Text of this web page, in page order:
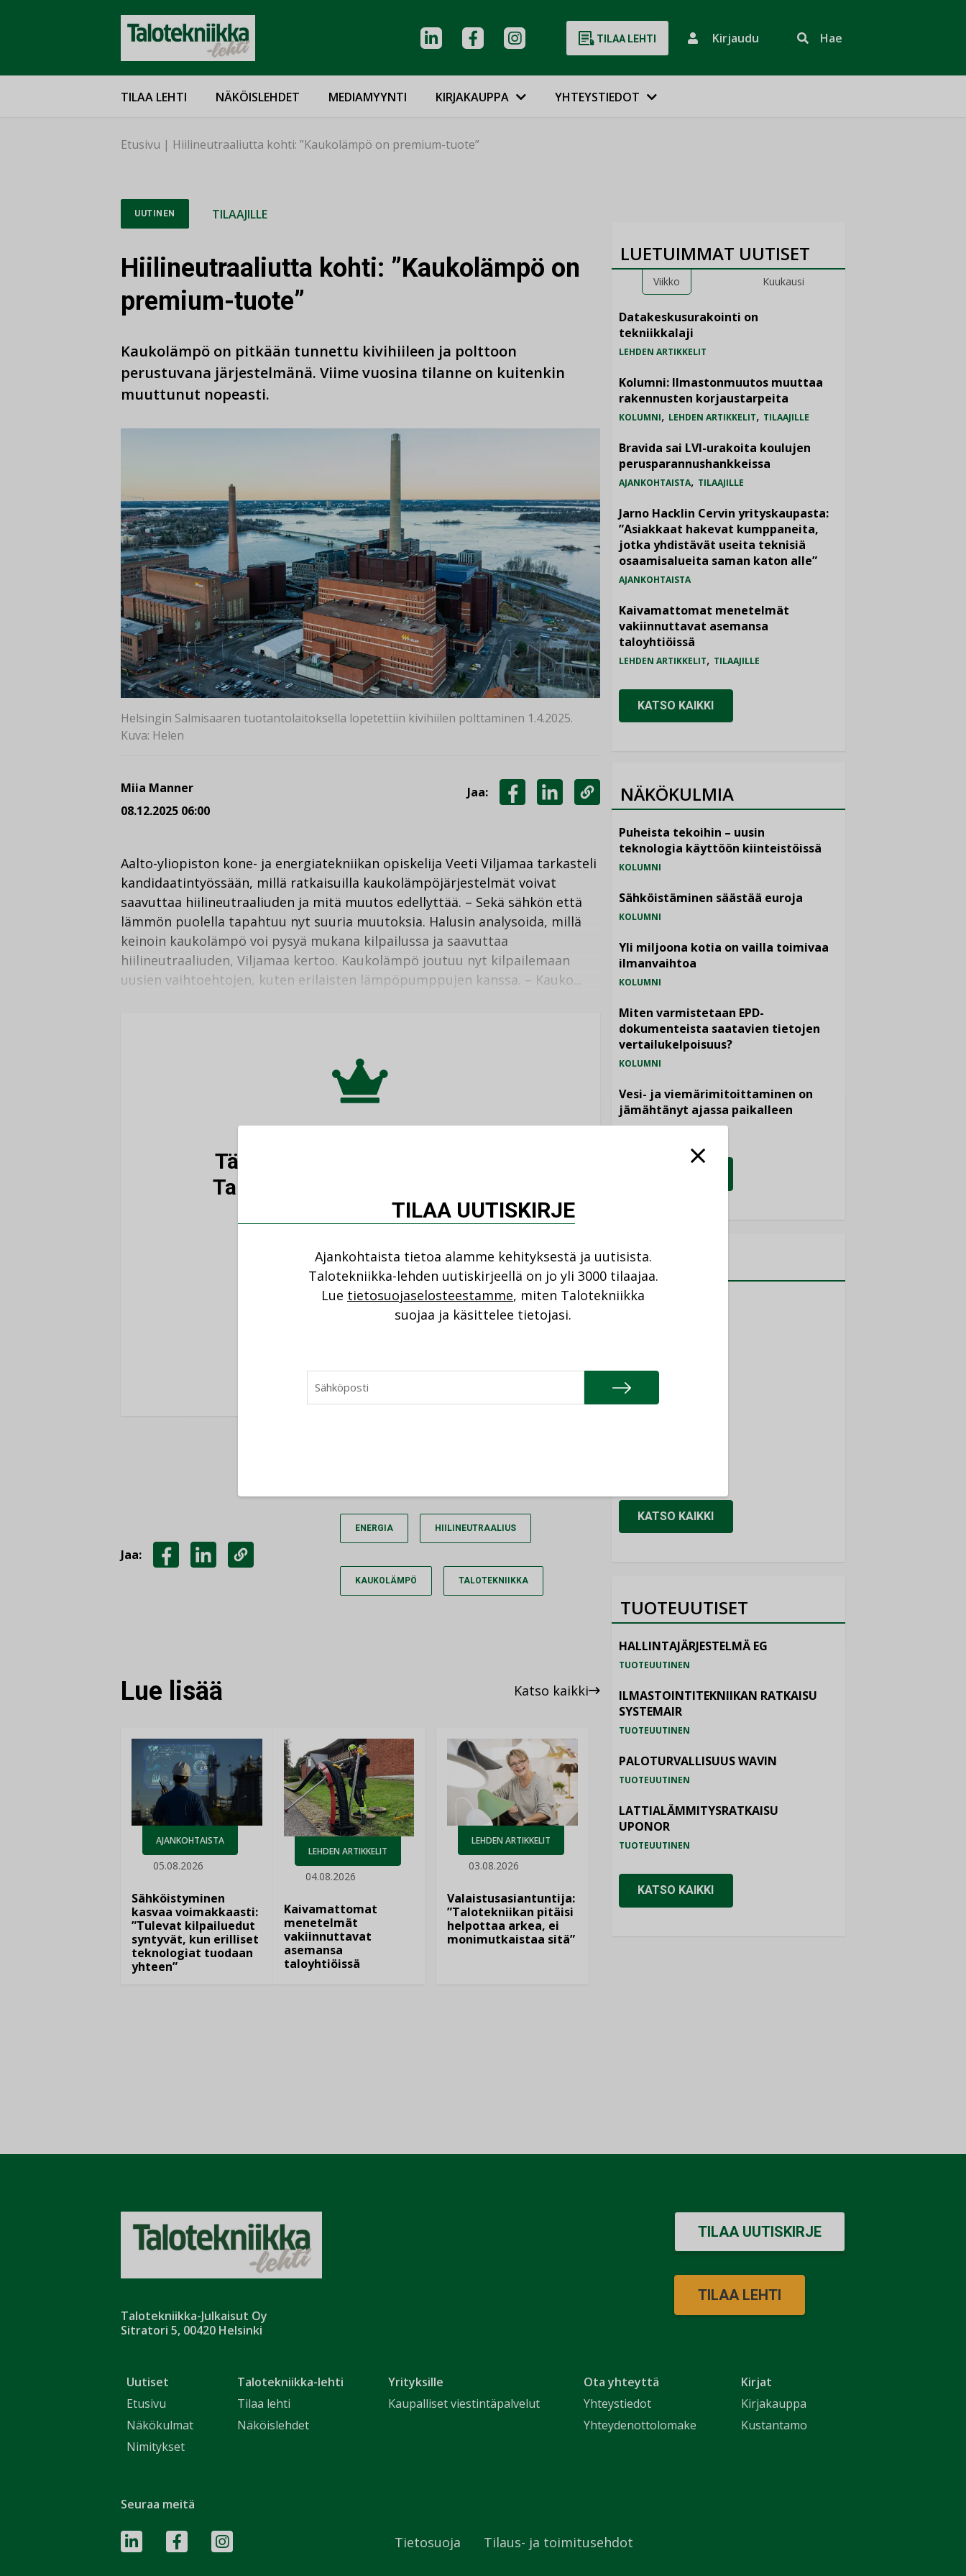
TILAA LEHTI Kirjaudu Hae
TILAA LEHTI NÄKÖISLEHDET MEDIAMYYNTI KIRJAKAUPPA YHTEYSTIEDOT
Etusivu | Hiilineutraaliutta kohti: ”Kaukolämpö on premium-tuote”
UUTINEN TILAAJILLE
Hiilineutraaliutta kohti: ”Kaukolämpö on
premium-tuote”
Kaukolämpö on pitkään tunnettu kivihiileen ja polttoon
perustuvana järjestelmänä. Viime vuosina tilanne on kuitenkin
muuttunut nopeasti.
Helsingin Salmisaaren tuotantolaitoksella lopetettiin kivihiilen polttaminen 1.4.2025.
Kuva: Helen
Miia Manner
08.12.2025 06:00
Jaa:
LINKEDINISSÄ
KOPIOI
LINKKI
Aalto-yliopiston kone- ja energiatekniikan opiskelija Veeti Viljamaa tarkasteli
kandidaatintyössään, millä ratkaisuilla kaukolämpöjärjestelmät voivat
saavuttaa hiilineutraaliuden ja mitä muutos edellyttää. – Sekä sähkön että
lämmön puolella tapahtuu nyt suuria muutoksia. Halusin analysoida, millä
keinoin kaukolämpö voi pysyä mukana kilpailussa ja saavuttaa
hiilineutraaliuden, Viljamaa kertoo. Kaukolämpö joutuu nyt kilpailemaan
uusien vaihtoehtojen, kuten erilaisten lämpöpumppujen kanssa. – Kauko...
Tämä artikkeli on tarjolla vain
Talotekniikka-lehden tilaajille.
Oletko jo tilaaja?
Jaa:
ENERGIA HIILINEUTRAALIUS
KAUKOLÄMPÖ TALOTEKNIIKKA
Lue lisää Katso kaikki
AJANKOHTAISTA
05.08.2026
Sähköistyminen
kasvaa voimakkaasti:
”Tulevat kilpailuedut
syntyvät, kun erilliset
teknologiat tuodaan
yhteen”
LEHDEN ARTIKKELIT
04.08.2026
Kaivamattomat
menetelmät
vakiinnuttavat
asemansa
taloyhtiöissä
LEHDEN ARTIKKELIT
03.08.2026
Valaistusasiantuntija:
”Talotekniikan pitäisi
helpottaa arkea, ei
monimutkaistaa sitä”
LUETUIMMAT UUTISET
Viikko Kuukausi
Datakeskusurakointi on
tekniikkalaji
LEHDEN ARTIKKELIT
Kolumni: Ilmastonmuutos muuttaa
rakennusten korjaustarpeita
KOLUMNI, LEHDEN ARTIKKELIT, TILAAJILLE
Bravida sai LVI-urakoita koulujen
perusparannushankkeissa
AJANKOHTAISTA, TILAAJILLE
Jarno Hacklin Cervin yrityskaupasta:
”Asiakkaat hakevat kumppaneita,
jotka yhdistävät useita teknisiä
osaamisalueita saman katon alle”
AJANKOHTAISTA
Kaivamattomat menetelmät
vakiinnuttavat asemansa
taloyhtiöissä
LEHDEN ARTIKKELIT, TILAAJILLE
KATSO KAIKKI
NÄKÖKULMIA
Puheista tekoihin – uusin
teknologia käyttöön kiinteistöissä
KOLUMNI
Sähköistäminen säästää euroja
KOLUMNI
Yli miljoona kotia on vailla toimivaa
ilmanvaihtoa
KOLUMNI
Miten varmistetaan EPD-
dokumenteista saatavien tietojen
vertailukelpoisuus?
KOLUMNI
Vesi- ja viemärimitoittaminen on
jämähtänyt ajassa paikalleen
MIELIPIDE
NIMITYKSET
Consti
NIMITYKSET
Granlund Oy
KATSO KAIKKI
TUOTEUUTISET
HALLINTAJÄRJESTELMÄ EG
TUOTEUUTINEN
ILMASTOINTITEKNIIKAN RATKAISU
SYSTEMAIR
TUOTEUUTINEN
PALOTURVALLISUUS WAVIN
TUOTEUUTINEN
LATTIALÄMMITYSRATKAISU
UPONOR
TUOTEUUTINEN
KATSO KAIKKI
Talotekniikka-Julkaisut Oy
Sitratori 5, 00420 Helsinki
Uutiset
Etusivu
Näkökulmat
Nimitykset
Talotekniikka-lehti
Tilaa lehti
Näköislehdet
Yrityksille
Kaupalliset viestintäpalvelut
Ota yhteyttä
Yhteystiedot
Yhteydenottolomake
Kirjat
Kirjakauppa
Kustantamo
TILAA UUTISKIRJE
TILAA LEHTI
Seuraa meitä
Tietosuoja Tilaus- ja toimitusehdot
TILAA UUTISKIRJE
Ajankohtaista tietoa alamme kehityksestä ja uutisista.
Talotekniikka-lehden uutiskirjeellä on jo yli 3000 tilaajaa.
Lue tietosuojaselosteestamme, miten Talotekniikka
suojaa ja käsittelee tietojasi.